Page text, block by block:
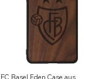
FC Basel Eden Case aus